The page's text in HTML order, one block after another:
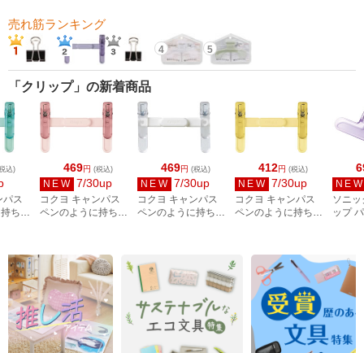
売れ筋ランキング
4 5
「クリップ」の新着商品
469円 (税込)
NEW 7/30up
コクヨ キャンパス
ペンのように持ち運
469円 (税込)
NEW 7/30up
コクヨ キャンパス
ペンのように持ち運
412円 (税込)
NEW 7/30up
コクヨ キャンパス
ペンのように持ち運
NEW
ソニ
ップ
込)
パス
ち運